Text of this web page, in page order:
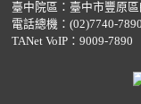
臺中院區：臺中市豐原
電話總機： (02)7740-7890
TANet VoIP：9009-7890